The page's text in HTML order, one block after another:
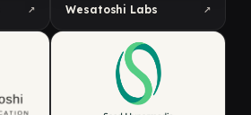
↗ Wesatoshi Labs ↗